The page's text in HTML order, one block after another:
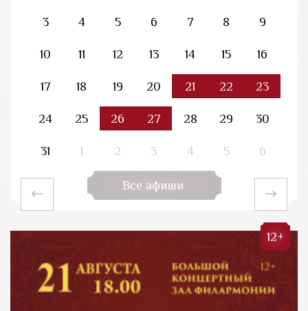
3 4 5 6 7 8 9
10 11 12 13 14 15 16
17 18 19 20 21 22 23
24 25 26 27 28 29 30
31 1 2 3 4 5 6
Все афиши
12+